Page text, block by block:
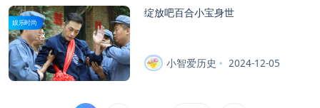
娱乐时尚
绽放吧百合小宝身世
小智爱历史 2024-12-05